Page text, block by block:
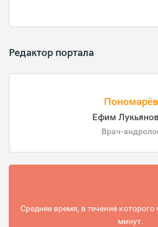
Редактор портала
Пономарёв
Ефим
Врач-
Среднее время, в течение
минут.